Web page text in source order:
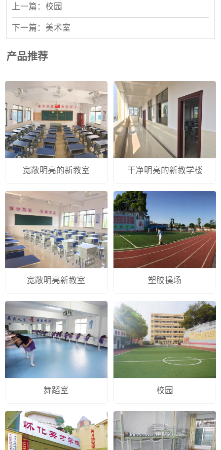
上一篇：校园
下一篇：美术室
产品推荐
宽敞明亮的新教室 干净明亮的新教学楼
宽敞明亮新教室 塑胶操场
舞蹈室 校园